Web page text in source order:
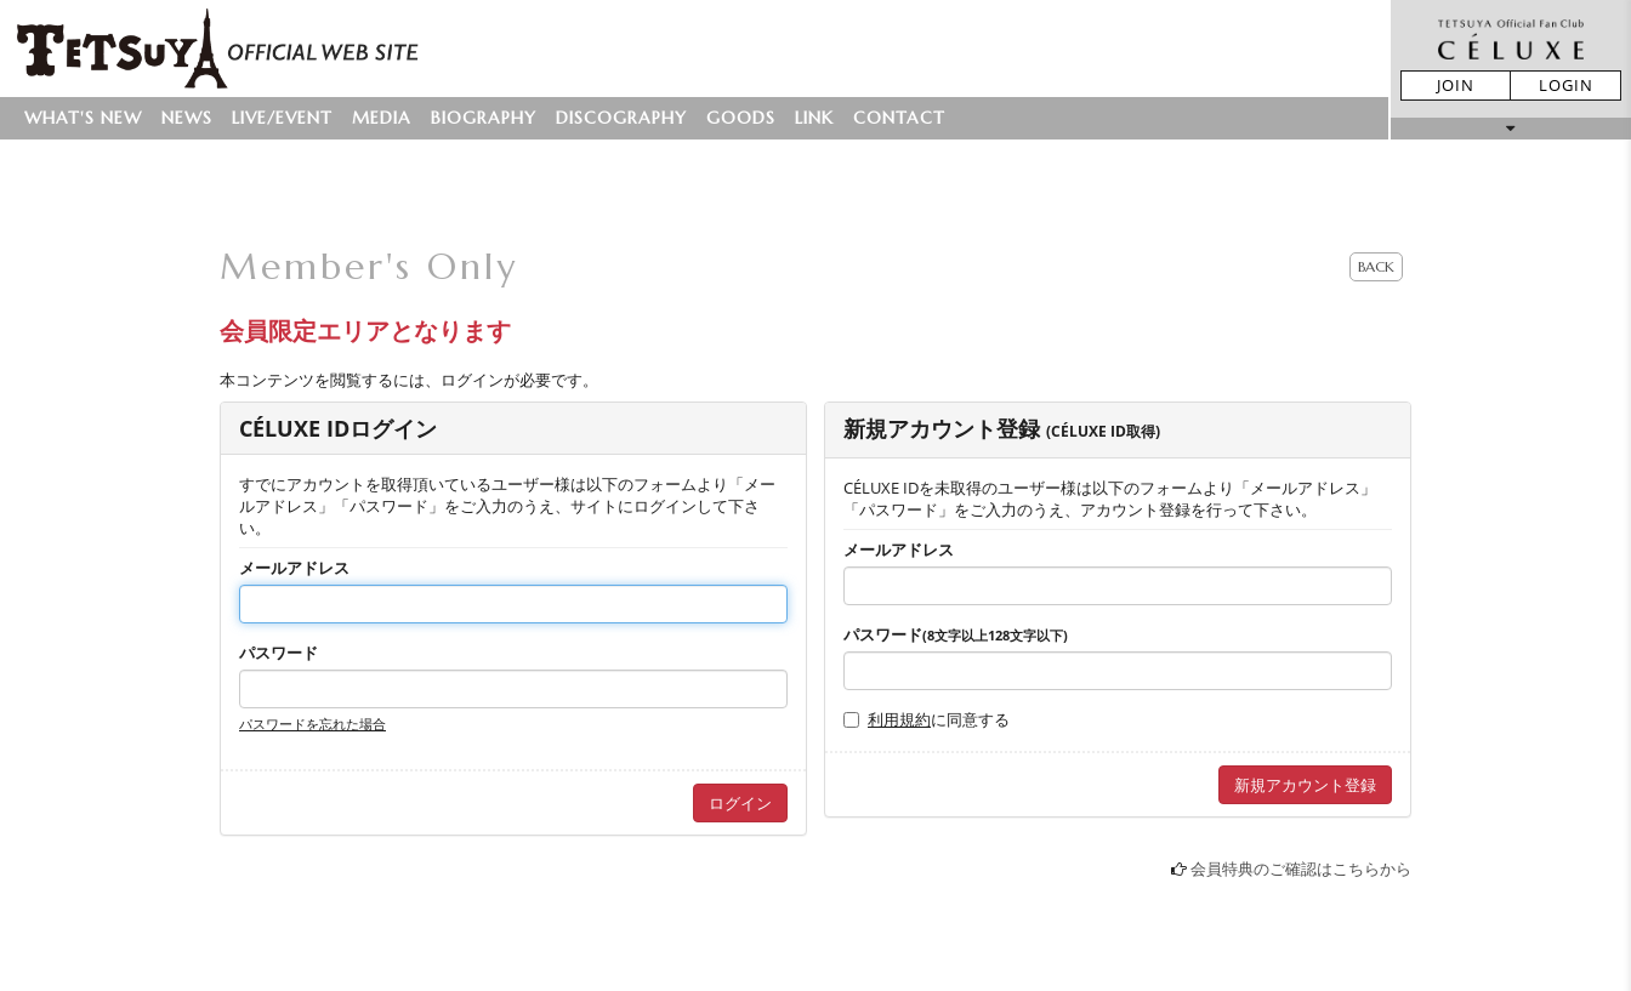
WHAT'S NEW NEWS LIVE/EVENT MEDIA BIOGRAPHY DISCOGRAPHY GOODS LINK CONTACT
JOIN LOGIN
Member's Only BACK
会員限定エリアとなります
本コンテンツを閲覧するには、ログインが必要です。
CÉLUXE IDログイン
すでにアカウントを取得頂いているユーザー様は以下のフォームより「メー
ルアドレス」「パスワード」をご入力のうえ、サイトにログインして下さ
い。
メールアドレス
パスワード
パスワードを忘れた場合
新規アカウント登録 (CÉLUXE ID取得)
CÉLUXE IDを未取得のユーザー様は以下のフォームより「メールアドレス」
「パスワード」をご入力のうえ、アカウント登録を行って下さい。
メールアドレス
パスワード(8文字以上128文字以下)
利用規約に同意する
会員特典のご確認はこちらから